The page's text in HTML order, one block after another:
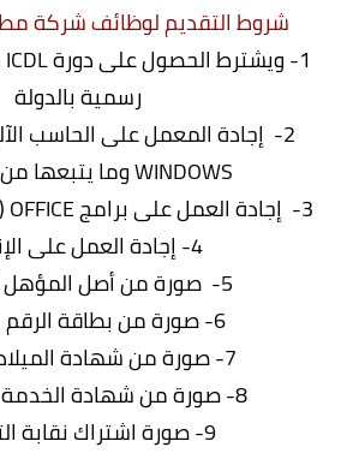
شروط التقديم لوظائف شركة
رسمية بالدولة
WINDOWS وما يتبعها من اصدارات
3- إجادة العمل على برامج WORD - EXCEL ) OFFICE )
4- إجادة العمل على الإنترنت
5- صورة من أصل المؤهل الدراسي
6- صورة من بطاقة الرقم القومي
7- صورة من شهادة الميلاد كمبيوتر
8- صورة من شهادة الخدمة العسكرية
9- صورة اشتراك نقابة التجاريين